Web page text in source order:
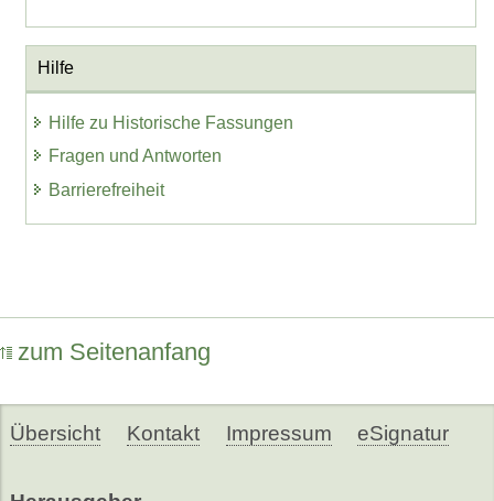
Hilfe
Hilfe zu Historische Fassungen
Fragen und Antworten
Barrierefreiheit
zum Seitenanfang
Übersicht Kontakt Impressum eSignatur